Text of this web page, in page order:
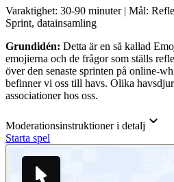
Varaktighet: 30-90 minuter | Mål:
Sprint, datainsamling
Grundidén: Detta är en så kallad
emojierna och de frågor som ställs
över den senaste sprinten på online-
befinner vi oss till havs. Olika
associationer hos oss.
Moderationsinstruktioner i detalj
Starta spel